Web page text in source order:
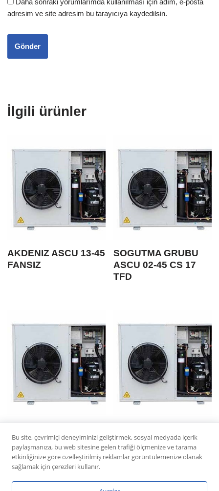
Daha sonraki yorumlarımda kullanılması için adım, e-posta
adresim ve site adresim bu tarayıcıya kaydedilsin.
İlgili ürünler
AKDENIZ ASCU 13-45
FANSIZ
SOGUTMA GRUBU
ASCU 02-45 CS 17
TFD
FANSIZ
FANSIZ
Bu site, çevrimiçi deneyiminizi geliştirmek, sosyal medyada içerik
paylaşmanıza, bu web sitesine gelen trafiği ölçmenize ve tarama
etkinliğinize göre özelleştirilmiş reklamlar görüntülemenize olanak
sağlamak için çerezleri kullanır.